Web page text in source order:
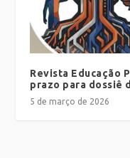
Revista Educação
prazo para dossiê
5 de março de 2026